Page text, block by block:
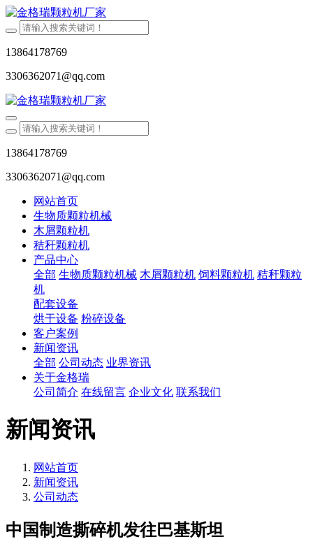
13864178769
3306362071@qq.com
13864178769
3306362071@qq.com
网站首页
生物质颗粒机械
木屑颗粒机
秸秆颗粒机
产品中心
全部 生物质颗粒机械 木屑颗粒机 饲料颗粒机 秸秆颗粒
机
配套设备
烘干设备 粉碎设备
客户案例
新闻资讯
全部 公司动态 业界资讯
关于金格瑞
公司简介 在线留言 企业文化 联系我们
新闻资讯
网站首页
新闻资讯
公司动态
中国制造撕碎机发往巴基斯坦